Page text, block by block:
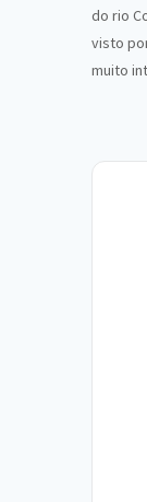
do rio
visto
muito